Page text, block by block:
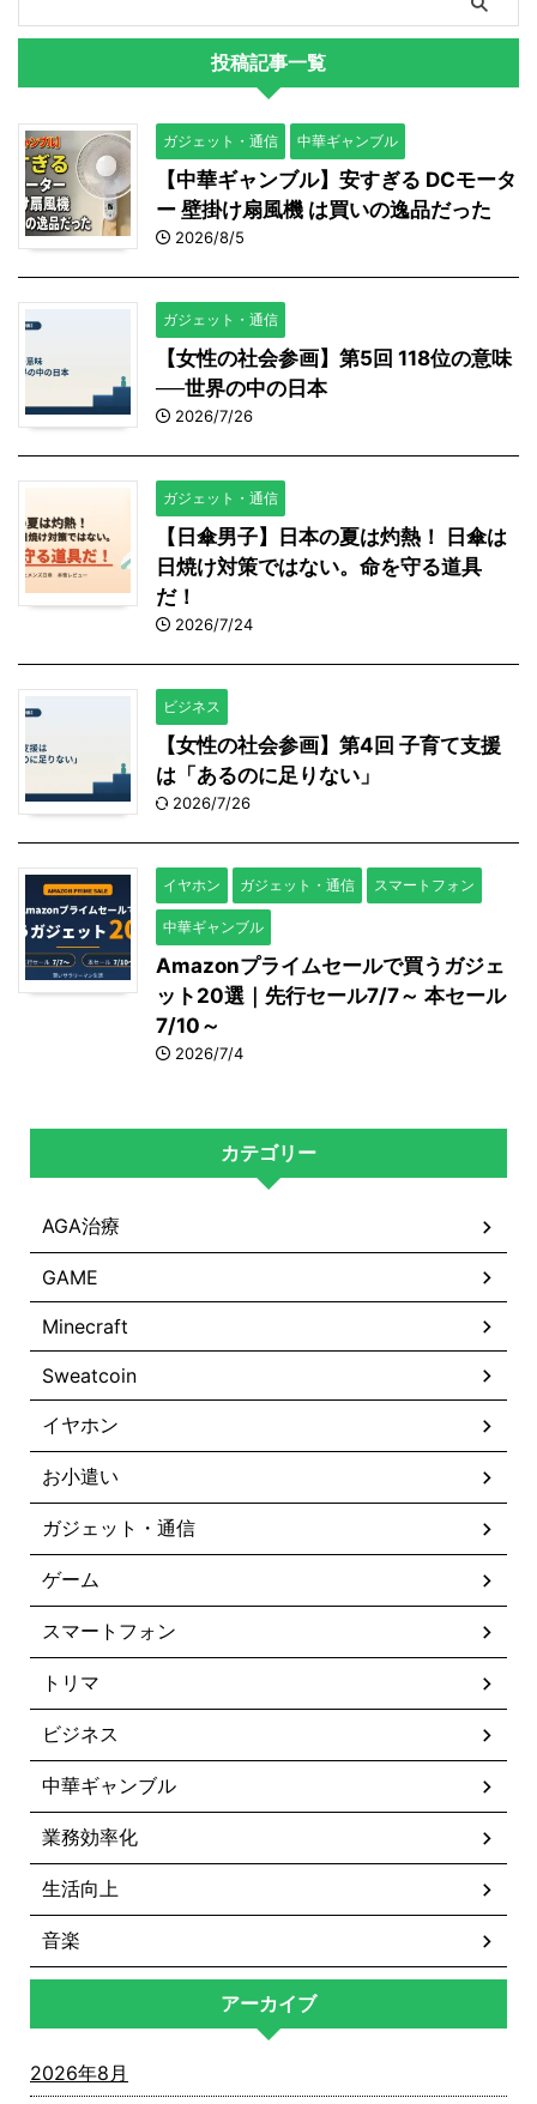
投稿記事一覧
ガジェット・通信 中華ギャンブル
【中華ギャンブル】安すぎる DCモータ
ー 壁掛け扇風機 は買いの逸品だった
2026/8/5
ガジェット・通信
【女性の社会参画】第5回 118位の意味
──世界の中の日本
2026/7/26
ガジェット・通信
【日傘男子】日本の夏は灼熱！ 日傘は
日焼け対策ではない。命を守る道具
だ！
2026/7/24
ビジネス
【女性の社会参画】第4回 子育て支援
は「あるのに足りない」
2026/7/26
イヤホン ガジェット・通信 スマートフォン
中華ギャンブル
Amazonプライムセールで買うガジェ
ット20選｜先行セール7/7～ 本セール
7/10～
2026/7/4
カテゴリー
AGA治療
GAME
Minecraft
Sweatcoin
イヤホン
お小遣い
ガジェット・通信
ゲーム
スマートフォン
トリマ
ビジネス
中華ギャンブル
業務効率化
生活向上
音楽
アーカイブ
2026年8月